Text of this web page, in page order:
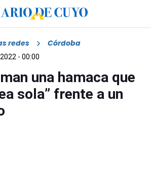
redes Córdoba
- 00:00
una hamaca que
sola” frente a un